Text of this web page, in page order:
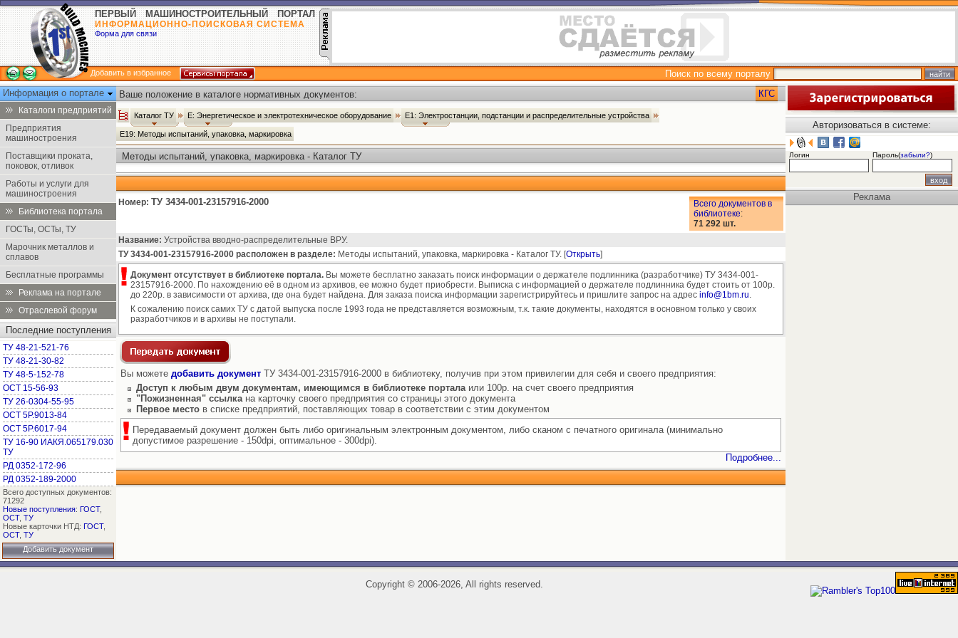
ПЕРВЫЙ МАШИНОСТРОИТЕЛЬНЫЙ ПОРТАЛ
ИНФОРМАЦИОННО-ПОИСКОВАЯ СИСТЕМА
Форма для связи
Добавить в избранное
Поиск по всему порталу
Информация о портале
Каталоги предприятий
Предприятия
машиностроения
Поставщики проката,
поковок, отливок
Работы и услуги для
машиностроения
Библиотека портала
ГОСТы, ОСТы, ТУ
Марочник металлов и
сплавов
Бесплатные программы
Реклама на портале
Отраслевой форум
Последние поступления
ТУ 48-21-521-76
ТУ 48-21-30-82
ТУ 48-5-152-78
ОСТ 15-56-93
ТУ 26-0304-55-95
ОСТ 5Р.9013-84
ОСТ 5Р.6017-94
ТУ 16-90 ИАКЯ.065179.030
ТУ
РД 0352-172-96
РД 0352-189-2000
Всего доступных документов:
71292
Новые поступления: ГОСТ,
ОСТ, ТУ
Новые карточки НТД: ГОСТ,
ОСТ, ТУ
Добавить документ
Ваше положение в каталоге нормативных документов: КГС
Каталог ТУ Е: Энергетическое и электротехническое оборудование Е1: Электростанции, подстанции и распределительные устройства
Е19: Методы испытаний, упаковка, маркировка
Методы испытаний, упаковка, маркировка - Каталог ТУ
Номер: ТУ 3434-001-23157916-2000
Всего документов в
библиотеке:
71 292 шт.
Название: Устройства вводно-распределительные ВРУ.
ТУ 3434-001-23157916-2000 расположен в разделе: Методы испытаний, упаковка, маркировка - Каталог ТУ. [Открыть]
Документ отсутствует в библиотеке портала. Вы можете бесплатно заказать поиск информации о держателе подлинника (разработчике) ТУ 3434-001-
23157916-2000. По нахождению её в одном из архивов, ее можно будет приобрести. Выписка с информацией о держателе подлинника будет стоить от 100р.
до 220р. в зависимости от архива, где она будет найдена. Для заказа поиска информации зарегистрируйтесь и пришлите запрос на адрес info@1bm.ru.
К сожалению поиск самих ТУ с датой выпуска после 1993 года не представляется возможным, т.к. такие документы, находятся в основном только у своих
разработчиков и в архивы не поступали.
Вы можете добавить документ ТУ 3434-001-23157916-2000 в библиотеку, получив при этом привилегии для себя и своего предприятия:
Доступ к любым двум документам, имеющимся в библиотеке порталаили 100р. на счет своего предприятия
"Пожизненная" ссылкана карточку своего предприятия со страницы этого документа
Первое место в списке предприятий, поставляющих товар в соответствии с этим документом
Передаваемый документ должен быть либо оригинальным электронным документом, либо сканом с печатного оригинала (минимально
допустимое разрешение - 150dpi, оптимальное - 300dpi).
Подробнее...
Авторизоваться в системе:
Логин Пароль(забыли?)
Реклама
Copyright ©2006-2026, All rights reserved.